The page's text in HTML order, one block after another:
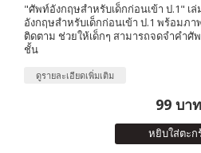
"ศัพท์อังกฤษสำหรับเด็กก่อนเข้า ป.1" เ
อังกฤษสำหรับเด็กก่อนเข้า ป.1 พร้อมภ
ติดตาม ช่วยให้เด็กๆ สามารถจดจำคำ
ชั้น
ดูรายละเอียดเพิ่มเติม
99 บาท
หยิบใส่ตะก